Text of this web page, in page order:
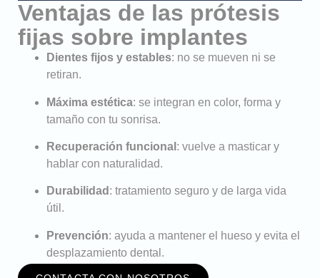
Ventajas de las prótesis
fijas sobre implantes
Dientes fijos y estables: no se mueven ni se
retiran.
Máxima estética: se integran en color, forma y
tamaño con tu sonrisa.
Recuperación funcional : vuelve a masticar y
hablar con naturalidad.
Durabilidad : tratamiento seguro y de larga vida
útil.
Prevención: ayuda a mantener el hueso y evita el
desplazamiento dental.